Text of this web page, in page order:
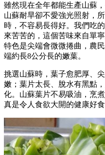
雖然現在全年都能生產山蘇
山蘇耐旱卻不愛強光照射，
時，不容易長得好。我們吃
來苦苦的，這個苦味來自單
特色是尖端會微微捲曲，農
端約長8公分長的嫩葉。
挑選山蘇時，葉子愈肥厚、
嫩；葉片太長、脫水有黑點
化。山蘇葉片不易吸油，烹
真是令人食欲大開的健康好食